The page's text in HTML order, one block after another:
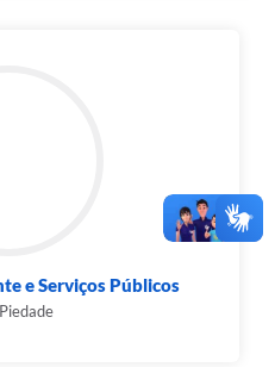
e Serviços Públicos